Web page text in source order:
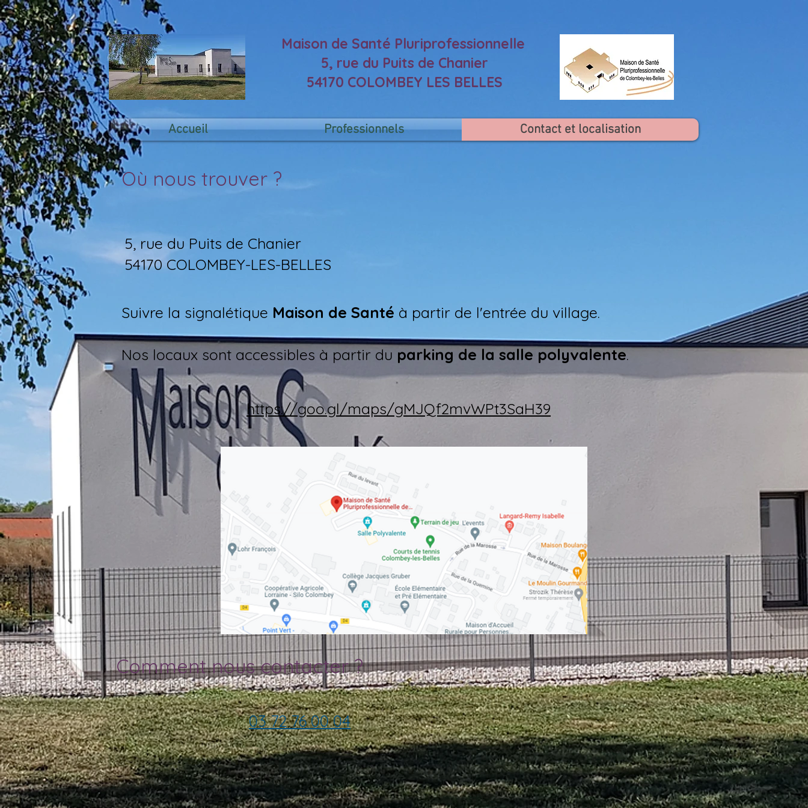
Maison de Santé Pluriprofessionnelle
5, rue du Puits de Chanier
54170 COLOMBEY LES BELLES
Accueil Professionnels Contact et localisation
Où nous trouver ?
5, rue du Puits de Chanier
54170 COLOMBEY-LES-BELLES
Suivre la signalétique Maison de Santé à partir de l'entrée du village.
Nos locaux sont accessibles à partir du parking de la salle polyvalente.
https://goo.gl/maps/gMJQf2mvWPt3SaH39
Comment nous contacter ?
03 72 76 00 04